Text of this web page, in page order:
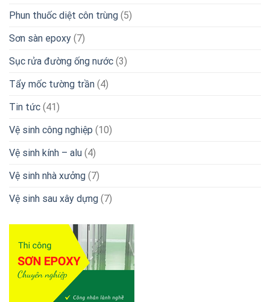
Phun thuốc diệt côn trùng (5)
Sơn sàn epoxy (7)
Sục rửa đường ống nước (3)
Tẩy mốc tường trần (4)
Tin tức (41)
Vệ sinh công nghiệp (10)
Vệ sinh kính – alu (4)
Vệ sinh nhà xưởng (7)
Vệ sinh sau xây dựng (7)